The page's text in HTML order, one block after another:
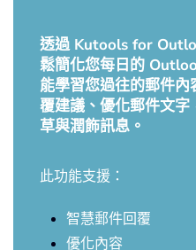
透過 Kutools for
鬆簡化您每日的
能學習您過往的郵件
覆建議、優化郵件文
草與潤飾訊息。
此功能支援：
智慧郵件回覆
優化內容